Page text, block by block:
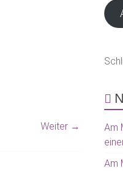
Weiter →
Am
Am